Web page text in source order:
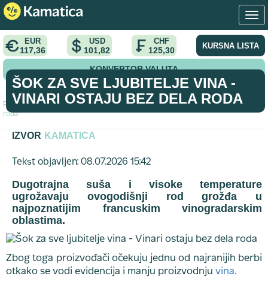
EUR
117,36
USD
101,82
CHF
125,30 KURSNA LISTA
KONVERTOR VALUTA
Početna > vest >
Šok za sve ljubitelje vina - Vinari ostaju bez dela
roda
ŠOK ZA SVE LJUBITELJE VINA -
VINARI OSTAJU BEZ DELA RODA
IZVOR KAMATICA
Tekst objavljen: 08.07.2026 15:42
Dugotrajna suša i visoke temperature
ugrožavaju ovogodišnji rod grožđa u
najpoznatijim francuskim vinogradarskim
oblastima.
Zbog toga proizvođači očekuju jednu od najranijih berbi
otkako se vodi evidencija i manju proizvodnju vina.